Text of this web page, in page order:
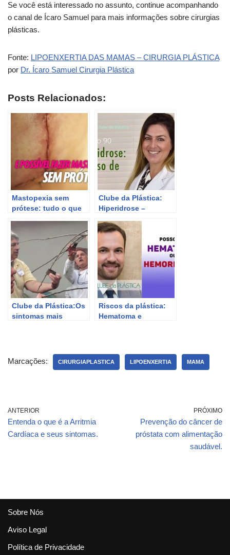
Se você está interessado no assunto, continue acompanhando
o canal de Ícaro Samuel para mais informações sobre cirurgias
plásticas.
Fonte: LIPOENXERTIA DAS MAMAS – CIRURGIA PLÁSTICA
por Dr. Ícaro Samuel Cirurgia Plástica
Posts Relacionados:
Mastopexia sem
prótese: tudo o que
sobre a cirurgia
plástica
Clube da Plástica:
Hiperidrose –
Cirurgia Plástica
Clube da Plástica:Os
sintomas mais
Riscos da plástica:
Hematoma e
Marcações: CIRURGIAPLASTICA LIPOENXERTIA MAMA
ANTERIOR
Entenda o que é a Arritmia
Cardíaca e seus sintomas.
PRÓXIMO
Prevenção do câncer de
próstata com alimentação
saudável.
Sobre Nós
Aviso Legal
Política de Privacidade